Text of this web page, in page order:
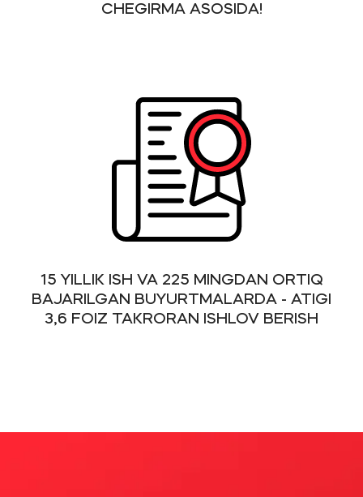
CHEGIRMA ASOSIDA!
15 YILLIK ISH VA 225 MINGDAN ORTIQ
BAJARILGAN BUYURTMALARDA - ATIGI
3,6 FOIZ TAKRORAN ISHLOV BERISH